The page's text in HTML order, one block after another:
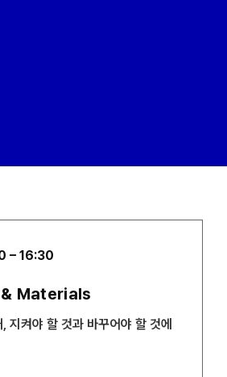
– 16:30
Materials
지켜야 할 것과 바꾸어야 할 것에